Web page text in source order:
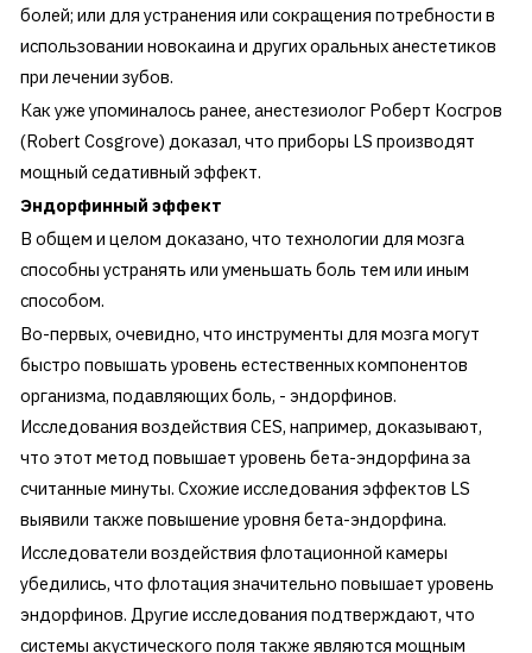
болей; или для устранения или сокращения потребности в
использовании новокаина и других оральных анестетиков
при лечении зубов.
Как уже упоминалось ранее, анестезиолог Роберт Косгров
(Robert Cosgrove) доказал, что приборы LS производят
мощный седативный эффект.
Эндорфинный эффект
В общем и целом доказано, что технологии для мозга
способны устранять или уменьшать боль тем или иным
способом.
Во-первых, очевидно, что инструменты для мозга могут
быстро повышать уровень естественных компонентов
организма, подавляющих боль, - эндорфинов.
Исследования воздействия CES, например, доказывают,
что этот метод повышает уровень бета-эндорфина за
считанные минуты. Схожие исследования эффектов LS
выявили также повышение уровня бета-эндорфина.
Исследователи воздействия флотационной камеры
убедились, что флотация значительно повышает уровень
эндорфинов. Другие исследования подтверждают, что
системы акустического поля также являются мощным